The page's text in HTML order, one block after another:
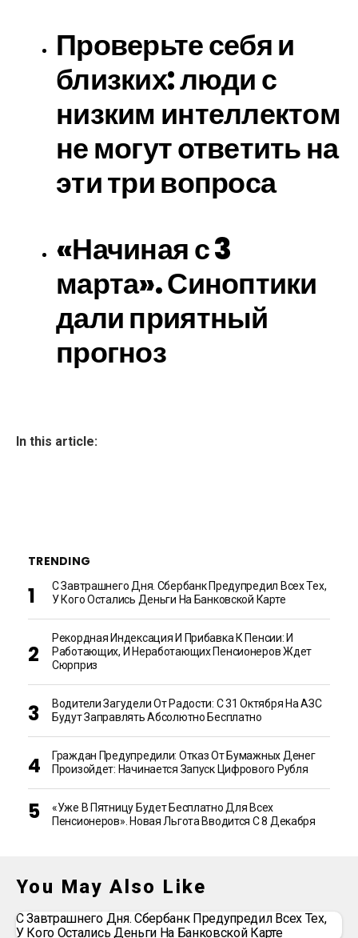
Проверьте себя и
близких: люди с
низким интеллектом
не могут ответить на
эти три вопроса
«Начиная с 3
марта». Синоптики
дали приятный
прогноз
In this article:
TRENDING
С Завтрашнего Дня. Сбербанк Предупредил Всех Тех,
У Кого Остались Деньги На Банковской Карте
Рекордная Индексация И Прибавка К Пенсии: И
Работающих, И Неработающих Пенсионеров Ждет
Сюрприз
Водители Загудели От Радости: С 31 Октября На АЗС
Будут Заправлять Абсолютно Бесплатно
Граждан Предупредили: Отказ От Бумажных Денег
Произойдет: Начинается Запуск Цифрового Рубля
«Уже В Пятницу Будет Бесплатно Для Всех
Пенсионеров». Новая Льгота Вводится С 8 Декабря
You May Also Like
С Завтрашнего Дня. Сбербанк Предупредил Всех Тех,
У Кого Остались Деньги На Банковской Карте